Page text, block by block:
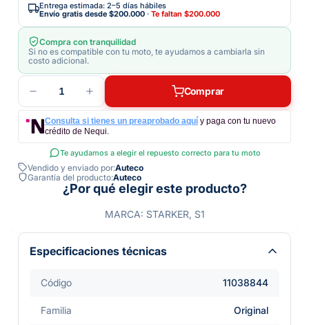
Entrega estimada: 2–5 días hábiles
Envío gratis desde $200.000 · Te faltan $200.000
Compra con tranquilidad
Si no es compatible con tu moto, te ayudamos a cambiarla sin
costo adicional.
1 Comprar
Consulta si tienes un preaprobado aquí y paga con tu nuevo
crédito de Nequi.
Te ayudamos a elegir el repuesto correcto para tu moto
Vendido y enviado por:Auteco
Garantía del producto:Auteco
¿Por qué elegir este producto?
MARCA: STARKER, S1
Especificaciones técnicas
Código 11038844
Familia Original